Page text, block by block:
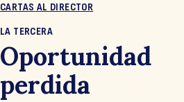
CARTAS AL DIRECTOR
LA TERCERA
Oportunidad
perdida